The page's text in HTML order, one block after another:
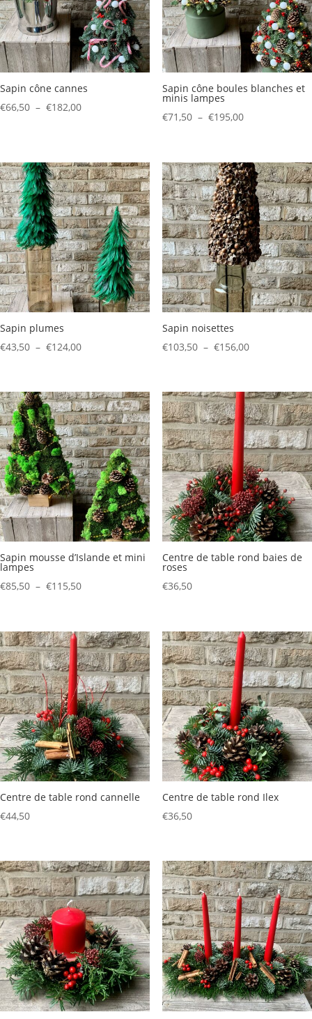
Sapin cône cannes
€66,50 – €182,00Plage
€66,50
à
€182,00
Sapin cône boules blanches et
minis lampes
€71,50 – €195,00Plage
€71,50
à
€195,00
Sapin plumes
€43,50 – €124,00Plage
€43,50
à
€124,00
Sapin noisettes
€103,50 – €156,00Plage
€103,50
à
€156,00
Sapin mousse d’Islande et mini
lampes
€85,50 – €115,50Plage
€85,50
à
€115,50
Centre de table rond baies de
roses
€36,50
Centre de table rond cannelle
€44,50
Centre de table rond Ilex
€36,50